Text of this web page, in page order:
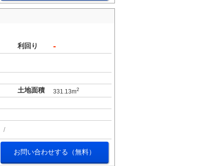
利回り -
土地面積 331.13m2
お問い合わせする（無料）